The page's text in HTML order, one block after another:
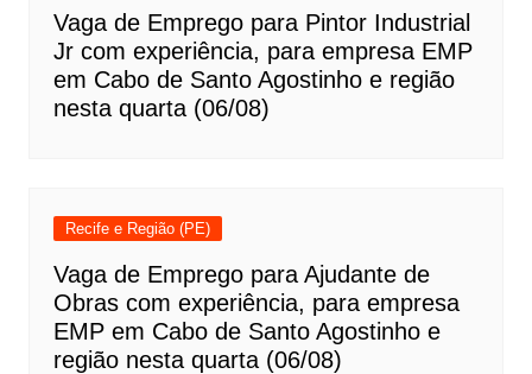
Vaga de Emprego para Pintor Industrial
Jr com experiência, para empresa EMP
em Cabo de Santo Agostinho e região
nesta quarta (06/08)
Recife e Região (PE)
Vaga de Emprego para Ajudante de
Obras com experiência, para empresa
EMP em Cabo de Santo Agostinho e
região nesta quarta (06/08)